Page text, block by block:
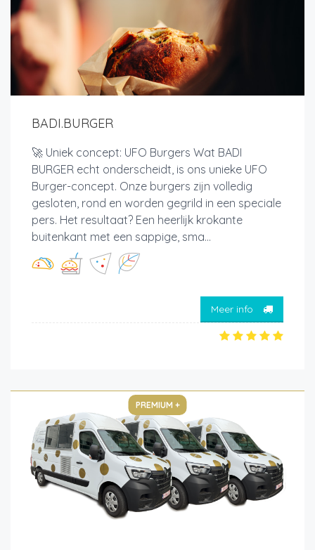
BADI.BURGER
🚀 Uniek concept: UFO Burgers Wat BADI
BURGER echt onderscheidt, is ons unieke UFO
Burger-concept. Onze burgers zijn volledig
gesloten, rond en worden gegrild in een speciale
pers. Het resultaat? Een heerlijk krokante
buitenkant met een sappige, sma...
Meer info
PREMIUM +